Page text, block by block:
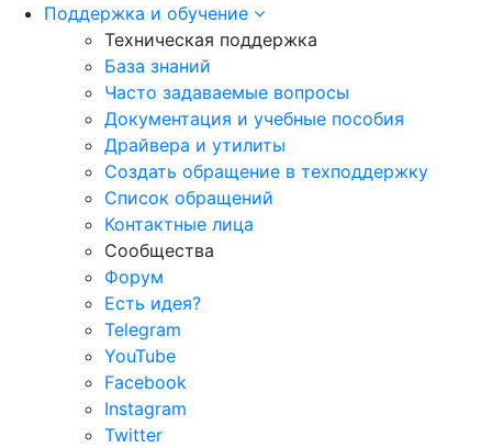
Поддержка и обучение
Техническая поддержка
База знаний
Часто задаваемые вопросы
Документация и учебные пособия
Драйвера и утилиты
Создать обращение в техподдержку
Список обращений
Контактные лица
Сообщества
Форум
Есть идея?
Telegram
YouTube
Facebook
Instagram
Twitter